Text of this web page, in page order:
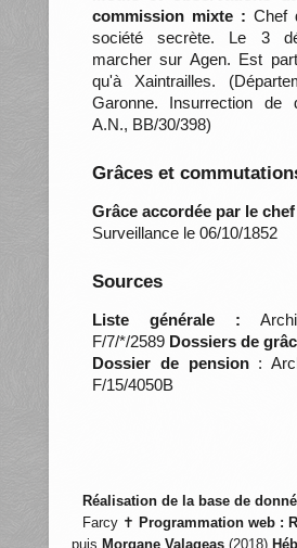
commission mixte : Chef
société secrète. Le 3
marcher sur Agen. Est
qu'à Xaintrailles.
Garonne. Insurrection de
A.N., BB/30/398)
Grâces et
Grâce accordée par le chef
Surveillance le 06/10/1852
Sources
Liste générale :
F/7/*/2589 Dossiers de
Dossier de pension:
F/15/4050B
Réalisation de la base de
Farcy ✝ Programmation web :
puis Morgane Valageas (2018)